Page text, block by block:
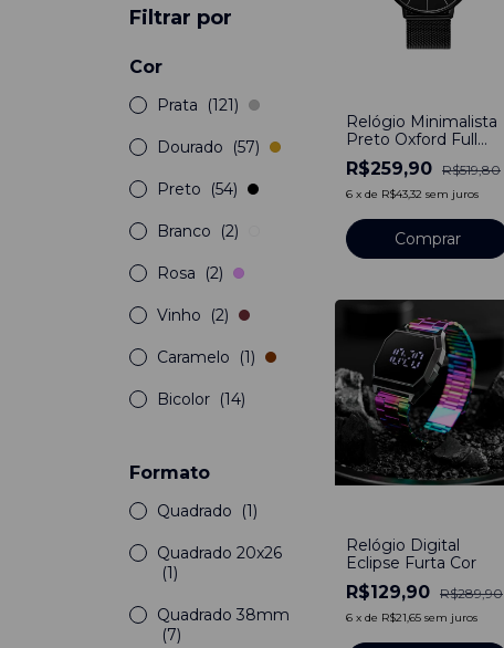
Filtrar por
Cor
Prata (121)
Dourado (57)
Preto (54)
Branco (2)
Rosa (2)
Vinho (2)
Caramelo (1)
Bicolor (14)
Formato
Quadrado (1)
Quadrado 20x26
(1)
Quadrado 38mm
(7)
Relógio Minimalista
Preto Oxford Full
Black 40mm Aço
Inoxidável banhado a
titânio
R$259,90 R$519,80
6 x de R$43,32 sem juros
Comprar
Relógio Digital
Eclipse Furta Cor
R$129,90 R$289,90
6 x de R$21,65 sem juros